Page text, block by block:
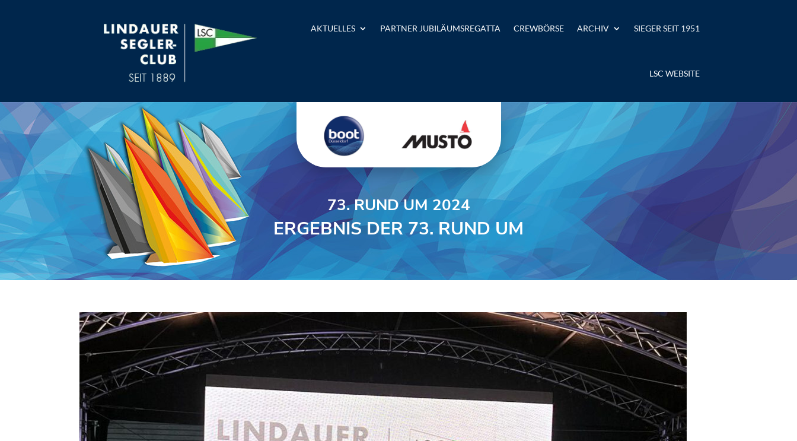
AKTUELLES PARTNER JUBILÄUMSREGATTA CREWBÖRSE ARCHIV SIEGER SEIT 1951
LSC WEBSITE
73. RUND UM 2024
ERGEBNIS DER 73. RUND UM